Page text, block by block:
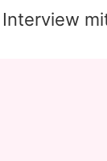
Interview